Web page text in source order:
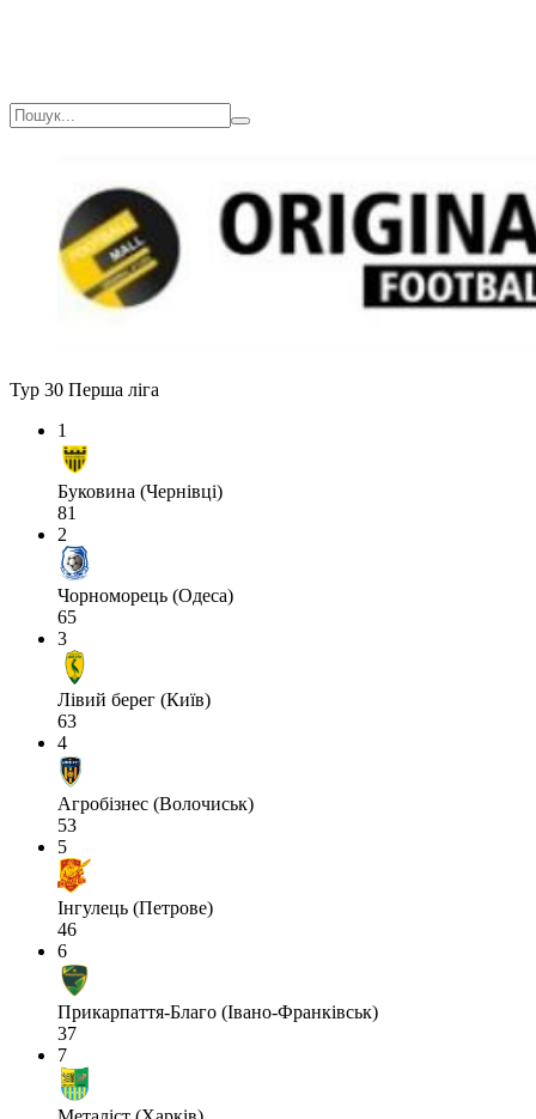
Тур 30 Перша ліга
1
Буковина (Чернівці)
81
2
Чорноморець (Одеса)
65
3
Лівий берег (Київ)
63
4
Агробізнес (Волочиськ)
53
5
Інгулець (Петрове)
46
6
Прикарпаття-Благо (Івано-Франківськ)
37
7